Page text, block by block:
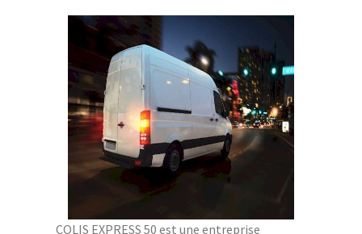
COLIS EXPRESS 50 est une entreprise